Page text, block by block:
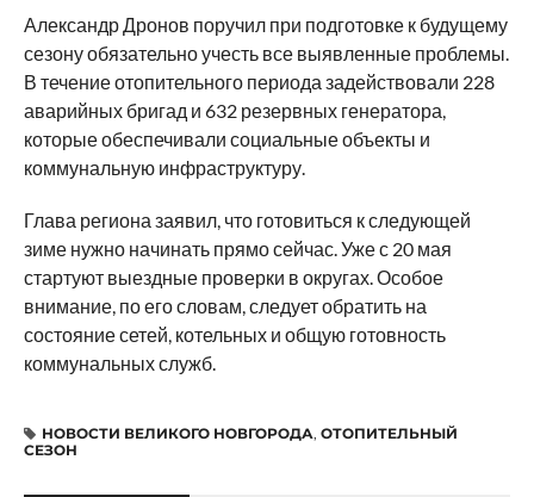
Александр Дронов поручил при подготовке к будущему
сезону обязательно учесть все выявленные проблемы.
В течение отопительного периода задействовали 228
аварийных бригад и 632 резервных генератора,
которые обеспечивали социальные объекты и
коммунальную инфраструктуру.
Глава региона заявил, что готовиться к следующей
зиме нужно начинать прямо сейчас. Уже с 20 мая
стартуют выездные проверки в округах. Особое
внимание, по его словам, следует обратить на
состояние сетей, котельных и общую готовность
коммунальных служб.
НОВОСТИ ВЕЛИКОГО НОВГОРОДА, ОТОПИТЕЛЬНЫЙ
СЕЗОН